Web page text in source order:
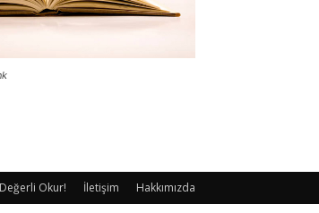
Değerli Okur! İletişim Hakkımızda